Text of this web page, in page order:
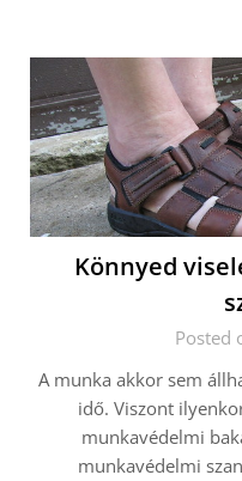
Könnyed
Posted
A munka akkor sem
idő. Viszont
munkavédelmi
munkavédelmi